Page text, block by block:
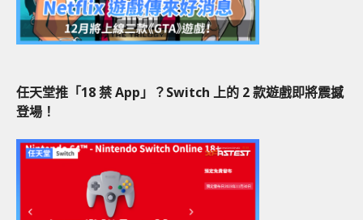
任天堂推「18 禁 App」？Switch 上的 2 款遊戲即將震撼
登場！